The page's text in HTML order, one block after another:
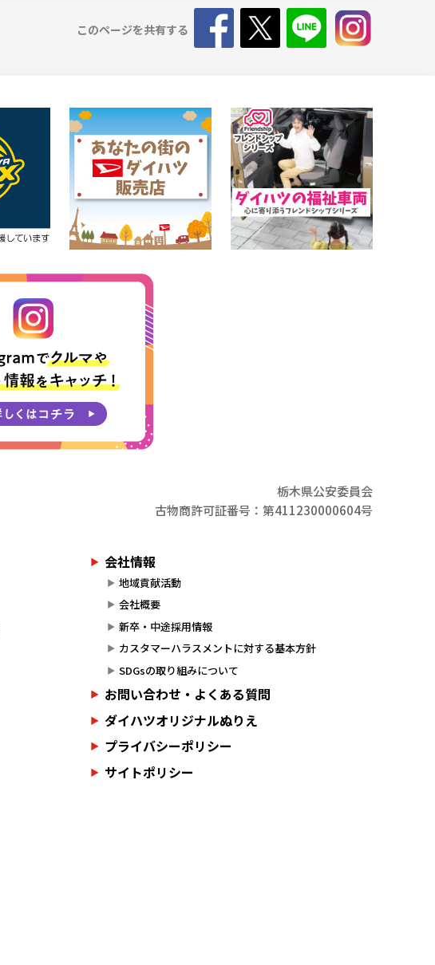
このページを共有する
栃木県公安委員会
古物商許可証番号：第411230000604号
会社情報
地域貢献活動
会社概要
新卒・中途採用情報
カスタマーハラスメントに対する基本方針
SDGsの取り組みについて
お問い合わせ・よくある質問
ダイハツオリジナルぬりえ
プライバシーポリシー
サイトポリシー